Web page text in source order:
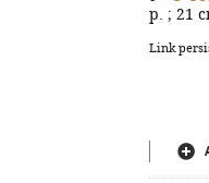
p. ; 21
Link